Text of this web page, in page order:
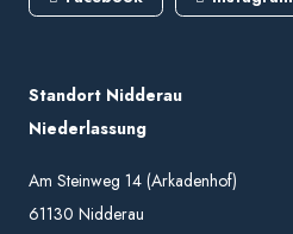
Standort Nidderau
Niederlassung
Am Steinweg 14 (Arkadenhof)
61130 Nidderau